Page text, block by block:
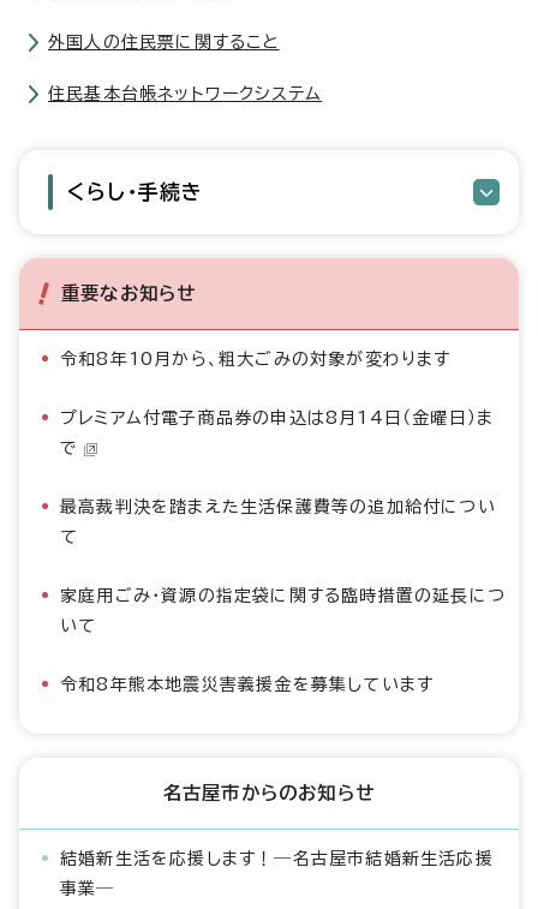
外国人の住民票に関すること
住民基本台帳ネットワークシステム
くらし・手続き
重要なお知らせ
令和8年10月から、粗大ごみの対象が変わります
プレミアム付電子商品券の申込は8月14日（金曜日）ま
で
最高裁判決を踏まえた生活保護費等の追加給付につい
て
家庭用ごみ・資源の指定袋に関する臨時措置の延長につ
いて
令和8年熊本地震災害義援金を募集しています
名古屋市からのお知らせ
結婚新生活を応援します！―名古屋市結婚新生活応援
事業―